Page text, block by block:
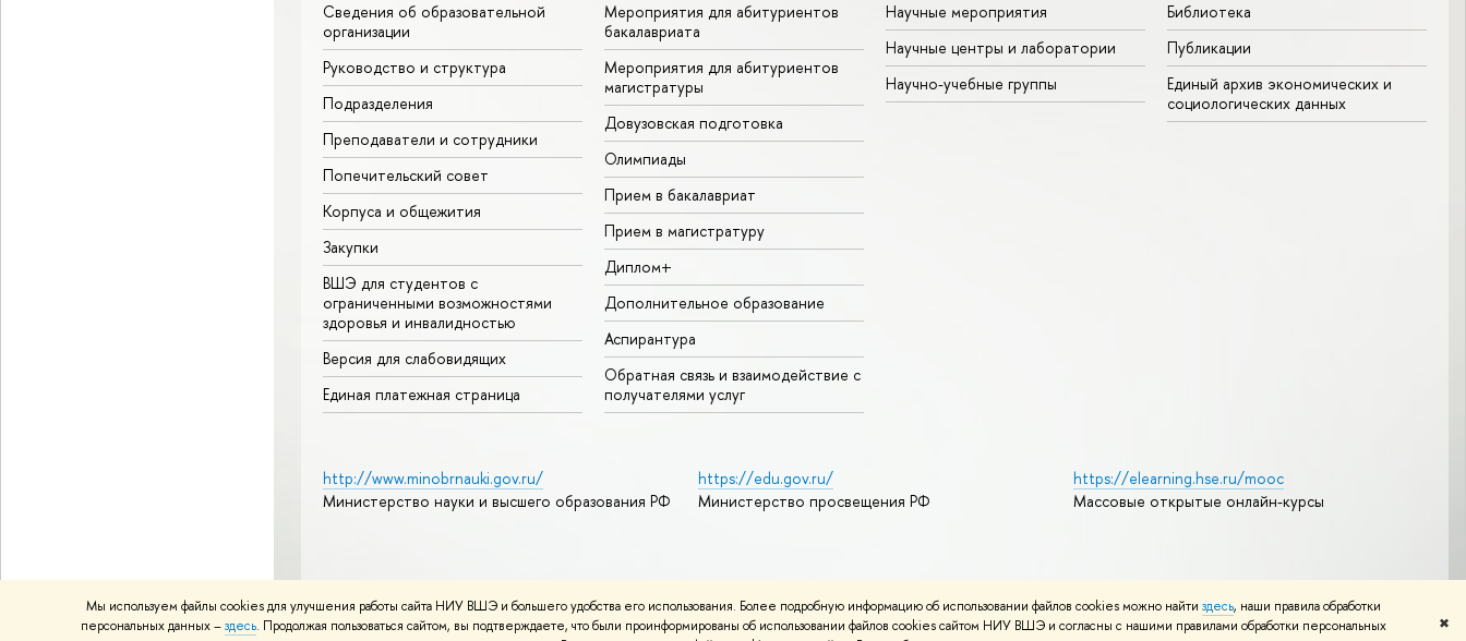
Мы используем файлы cookies для улучшения работы сайта НИУ ВШЭ и большего удобства его использования. Более подробную информацию об использовании файлов cookies можно найти здесь, наши правила обработки
персональных данных –здесь. Продолжая пользоваться сайтом, вы подтверждаете, что были проинформированы об использовании файлов cookies сайтом НИУ ВШЭ и согласны с нашими правилами обработки персональных
✖
Сведения об образовательной
организации
Руководство и структура
Подразделения
Преподаватели и сотрудники
Попечительский совет
Корпуса и общежития
Закупки
ВШЭ для студентов с
ограниченными возможностями
здоровья и инвалидностью
Версия для слабовидящих
Единая платежная страница
Мероприятия для абитуриентов
бакалавриата
Мероприятия для абитуриентов
магистратуры
Довузовская подготовка
Олимпиады
Прием в бакалавриат
Прием в магистратуру
Диплом+
Дополнительное образование
Аспирантура
Обратная связь и взаимодействие с
получателями услуг
Научные мероприятия
Научные центры и лаборатории
Научно-учебные группы
Библиотека
Публикации
Единый архив экономических и
социологических данных
http://www.minobrnauki.gov.ru/
Министерство науки и высшего образования РФ
https://edu.gov.ru/
Министерство просвещения РФ
https://elearning.hse.ru/mooc
Массовые открытые онлайн-курсы
Политика конфиденциальностиКарта сайта